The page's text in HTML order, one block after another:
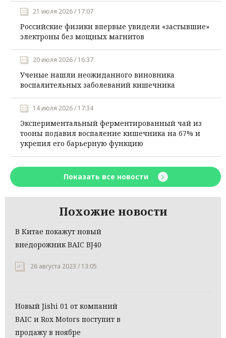
21 июля 2026 / 17:07
Российские физики впервые увидели «застывшие»
электроны без мощных магнитов
20 июля 2026 / 16:37
Ученые нашли неожиданного виновника
воспалительных заболеваний кишечника
14 июля 2026 / 17:34
Экспериментальный ферментированный чай из
тооны подавил воспаление кишечника на 67% и
укрепил его барьерную функцию
Показать все новости
Похожие новости
В Китае покажут новый
внедорожник BAIC BJ40
26 августа 2023 / 13:05
Новый Jishi 01 от компаний
BAIC и Rox Motors поступит в
продажу в ноябре